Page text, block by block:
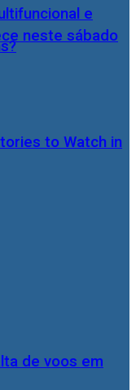
e
to Watch in
neste sábado
de voos em